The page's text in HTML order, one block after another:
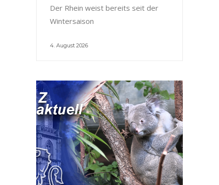
Der Rhein weist bereits seit der
Wintersaison
4. August 2026